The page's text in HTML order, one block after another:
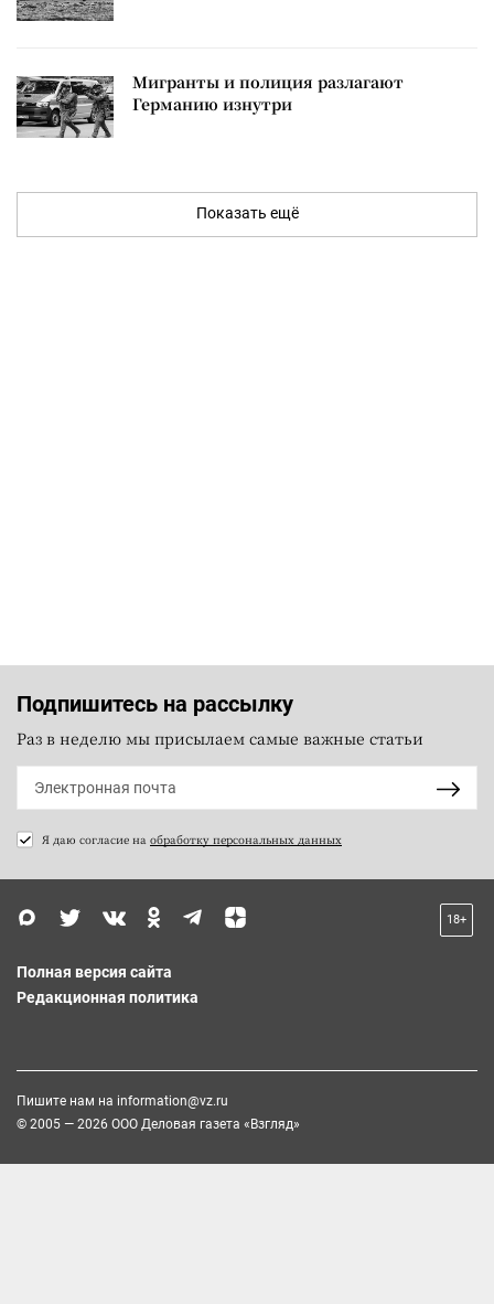
Мигранты и полиция разлагают
Германию изнутри
Показать ещё
Подпишитесь на рассылку
Раз в неделю мы присылаем самые важные статьи
Я даю согласие на обработку персональных данных
18+
Полная версия сайта
Редакционная политика
Пишите нам на information@vz.ru
© 2005 — 2026 ООО Деловая газета «Взгляд»